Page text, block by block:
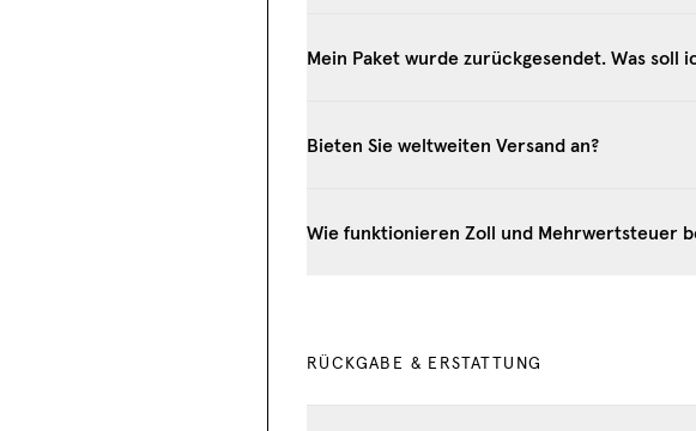
Mein Paket wurde zurückgesendet. Was soll
Bieten Sie weltweiten Versand an?
Wie funktionieren Zoll und Mehrwertsteuer
RÜCKGABE & ERSTATTUNG